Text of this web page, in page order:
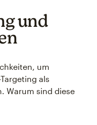
und
um
als
Warum sind diese